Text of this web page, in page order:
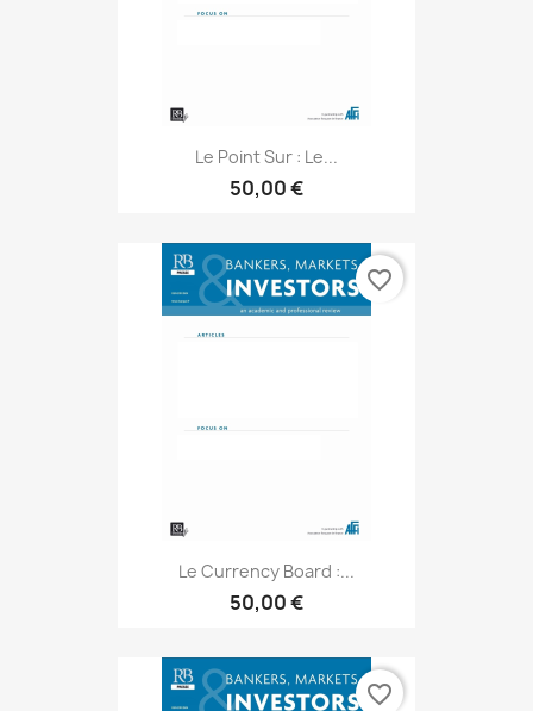
Le Point Sur : Le...
50,00 €
Le Currency Board :...
50,00 €
favorite_border
favorite_border